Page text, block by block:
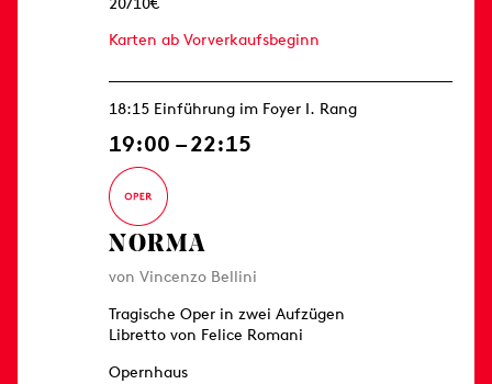
Karten ab Vorverkaufsbeginn
18:15 Einführung im Foyer I. Rang
19:00 – 22:15
NORMA
von Vincenzo Bellini
Tragische Oper in zwei Aufzügen
Libretto von Felice Romani
Opernhaus